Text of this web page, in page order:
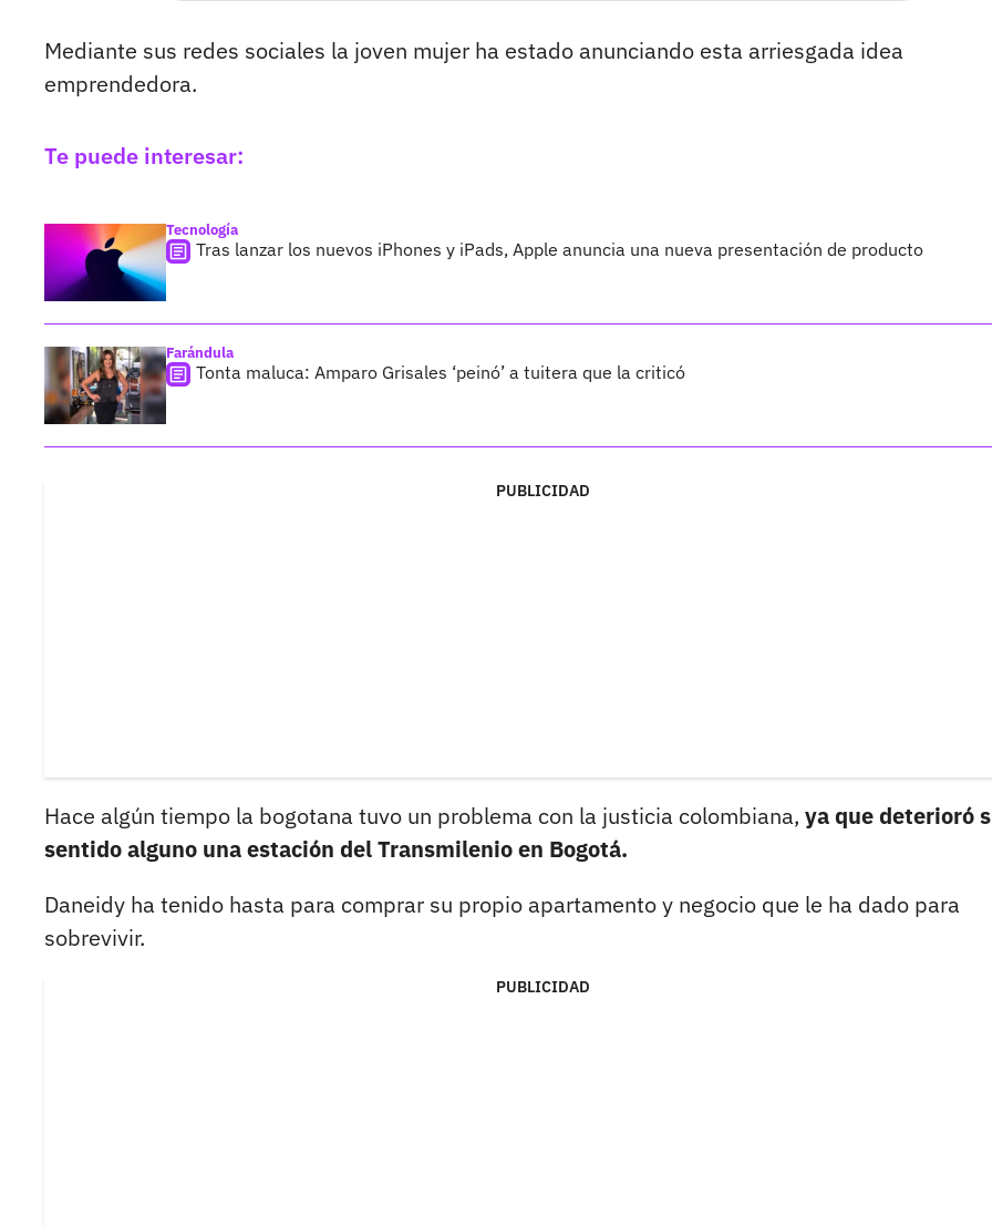
Mediante sus redes sociales la joven mujer ha estado anunciando esta arriesgada idea
emprendedora.
Te puede interesar:
Tecnología
Tras lanzar los nuevos iPhones y iPads, Apple anuncia una nueva presentación de producto
Farándula
Tonta maluca: Amparo Grisales ‘peinó’ a tuitera que la criticó
PUBLICIDAD
Hace algún tiempo la bogotana tuvo un problema con la justicia colombiana, ya que deterioró
sentido alguno una estación del Transmilenio en Bogotá.
Daneidy ha tenido hasta para comprar su propio apartamento y negocio que le ha dado para
sobrevivir.
PUBLICIDAD